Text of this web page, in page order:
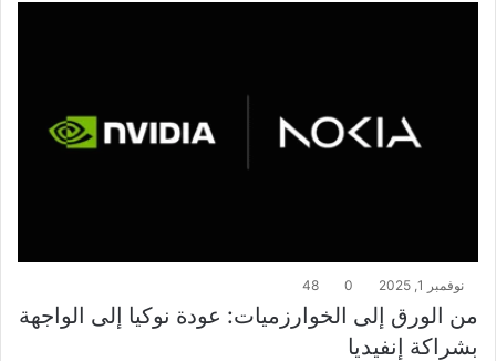
نوفمبر 1, 2025 0
48
من الورق إلى الخوارزميات: عودة نوكيا إلى الواجهة
بشراكة إنفيديا